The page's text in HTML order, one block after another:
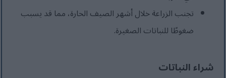
تجنب الزراعة خلال أشهر الصيف الحارة، مما قد يسبب
ضغوطًا للنباتات الصغيرة.
شراء النباتات